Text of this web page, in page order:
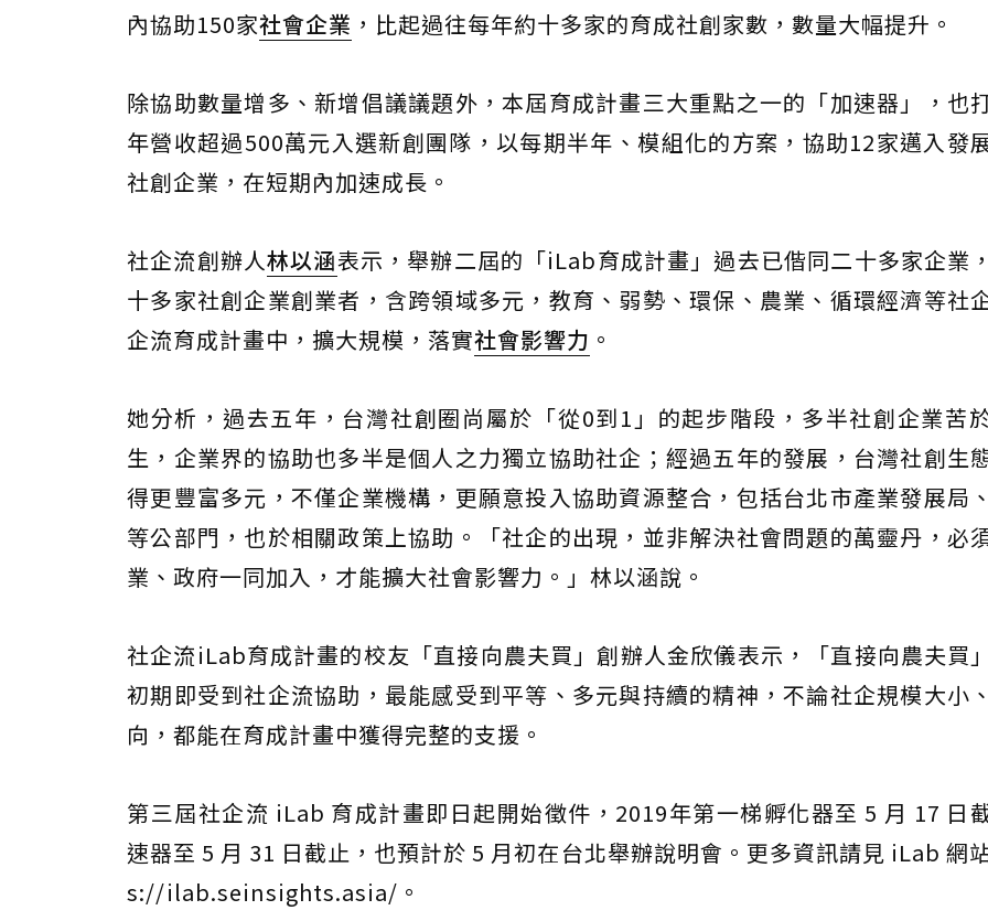
內協助150家社會企業 ，比起過往每年約十多家的育成社創家數，數量大幅提升。
除協助數量增多、新增倡議議題外，本屆育成計畫三大重點之一的「加速器」，也
年營收超過500萬元入選新創團隊，以每期半年、模組化的方案，協助12家邁入發
社創企業，在短期內加速成長。
社企流創辦人林以涵表示，舉辦二屆的「iLab育成計畫」過去已偕同二十多家企業
十多家社創企業創業者，含跨領域多元，教育、弱勢、環保、農業、循環經濟等社
企流育成計畫中，擴大規模，落實社會影響力 。
她分析，過去五年，台灣社創圈尚屬於「從0到1」的起步階段，多半社創企業苦
生，企業界的協助也多半是個人之力獨立協助社企；經過五年的發展，台灣社創生
得更豐富多元，不僅企業機構，更願意投入協助資源整合，包括台北市產業發展局
等公部門，也於相關政策上協助。「社企的出現，並非解決社會問題的萬靈丹，必
業、政府一同加入，才能擴大社會影響力。」林以涵說。
社企流iLab育成計畫的校友「直接向農夫買」創辦人金欣儀表示，「直接向農夫買
初期即受到社企流協助，最能感受到平等、多元與持續的精神，不論社企規模大小
向，都能在育成計畫中獲得完整的支援。
第三屆社企流 iLab 育成計畫即日起開始徵件，2019年第一梯孵化器至 5 月 17 日
速器至 5 月 31 日截止，也預計於 5 月初在台北舉辦說明會。更多資訊請見 iLab 網
s://ilab.seinsights.asia/。